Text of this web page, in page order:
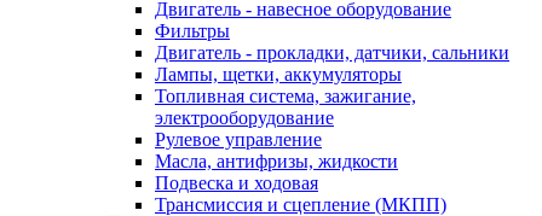
Двигатель - навесное оборудование
Фильтры
Двигатель - прокладки, датчики, сальники
Лампы, щетки, аккумуляторы
Топливная система, зажигание,
электрооборудование
Рулевое управление
Масла, антифризы, жидкости
Подвеска и ходовая
Трансмиссия и сцепление (МКПП)